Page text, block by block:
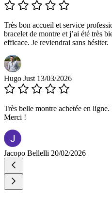
Très bon accueil et service
bracelet de montre et j’ai été très
efficace. Je reviendrai sans hésiter.
Hugo Just 13/03/2026
Très belle montre achetée en
Merci !
Jacopo Bellelli 20/02/2026